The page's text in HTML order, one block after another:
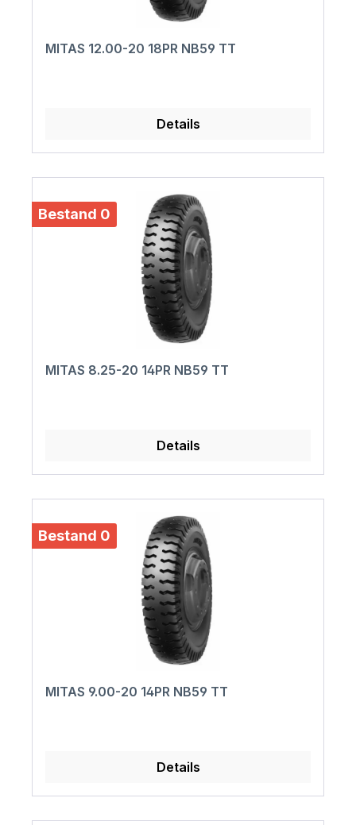
MITAS 12.00-20 18PR NB59 TT
Details
Bestand 0
MITAS 8.25-20 14PR NB59 TT
Details
Bestand 0
MITAS 9.00-20 14PR NB59 TT
Details